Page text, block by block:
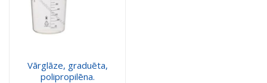
Vārglāze, graduēta,
polipropilēna.